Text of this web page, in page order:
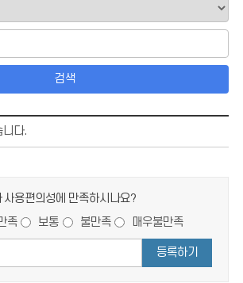
검색
니다.
사용편의성에 만족하시나요?
족 보통 불만족 매우불만족
등록하기